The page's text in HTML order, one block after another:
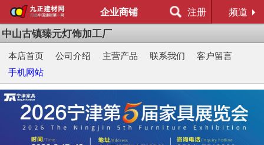
企业商铺 注册 频道
中山古镇臻元灯饰加工厂
本店首页 公司介绍 主营产品 联系我们
客户留言
手机网站